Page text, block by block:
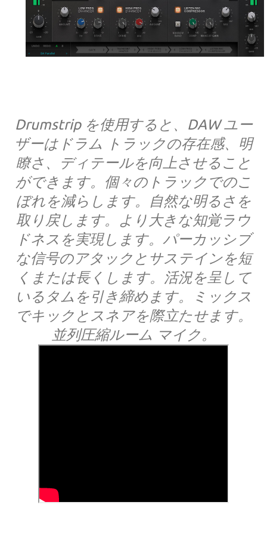
Drumstrip を使用すると、DAW ユー
ザーはドラム トラックの存在感、明
瞭さ、ディテールを向上させること
ができます。個々のトラックでのこ
ぼれを減らします。自然な明るさを
取り戻します。より大きな知覚ラウ
ドネスを実現します。パーカッシブ
な信号のアタックとサステインを短
くまたは長くします。活況を呈して
いるタムを引き締めます。ミックス
でキックとスネアを際立たせます。
並列圧縮ルーム マイク。